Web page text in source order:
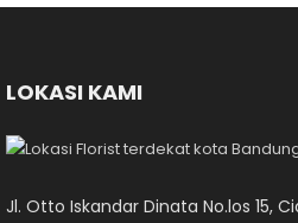
LOKASI KAMI
Jl. Otto Iskandar Dinata No.los 15,